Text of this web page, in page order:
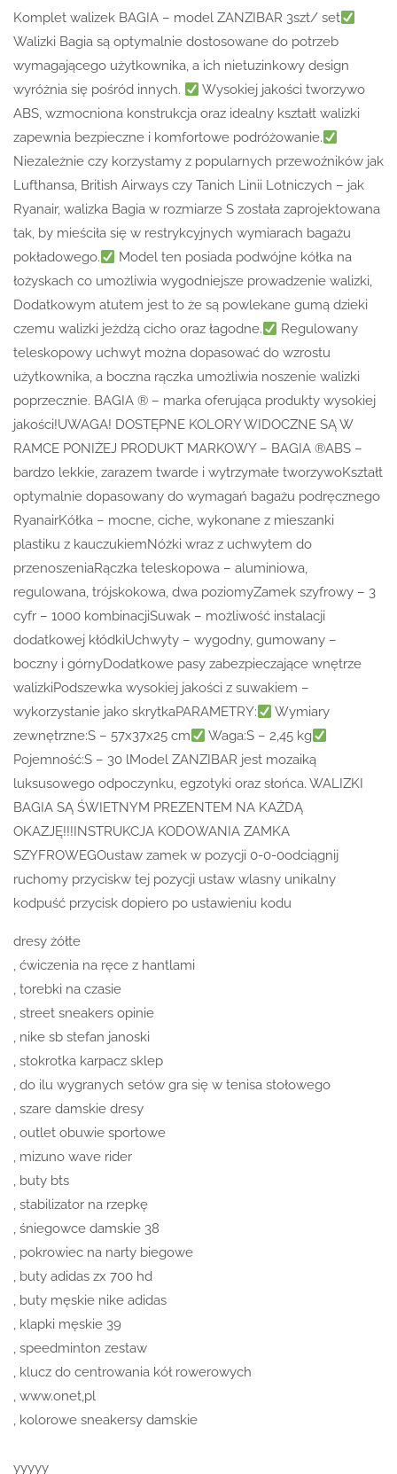
Komplet walizek BAGIA – model ZANZIBAR 3szt/ set
Walizki Bagia są optymalnie dostosowane do potrzeb
wymagającego użytkownika, a ich nietuzinkowy design
wyróżnia się pośród innych.
Wysokiej jakości tworzywo
ABS, wzmocniona konstrukcja oraz idealny kształt walizki
zapewnia bezpieczne i komfortowe podróżowanie.
Niezależnie czy korzystamy z popularnych przewoźników jak
Lufthansa, British Airways czy Tanich Linii Lotniczych – jak
Ryanair, walizka Bagia w rozmiarze S została zaprojektowana
tak, by mieściła się w restrykcyjnych wymiarach bagażu
pokładowego.
Model ten posiada podwójne kółka na
łożyskach co umożliwia wygodniejsze prowadzenie walizki,
Dodatkowym atutem jest to że są powlekane gumą dzieki
czemu walizki jeżdżą cicho oraz łagodne.
Regulowany
teleskopowy uchwyt można dopasować do wzrostu
użytkownika, a boczna rączka umożliwia noszenie walizki
poprzecznie. BAGIA ® – marka oferująca produkty wysokiej
jakości!UWAGA! DOSTĘPNE KOLORY WIDOCZNE SĄ W
RAMCE PONIŻEJ PRODUKT MARKOWY – BAGIA ®ABS –
bardzo lekkie, zarazem twarde i wytrzymałe tworzywoKształt
optymalnie dopasowany do wymagań bagażu podręcznego
RyanairKółka – mocne, ciche, wykonane z mieszanki
plastiku z kauczukiemNóżki wraz z uchwytem do
przenoszeniaRączka teleskopowa – aluminiowa,
regulowana, trójskokowa, dwa poziomyZamek szyfrowy – 3
cyfr – 1000 kombinacjiSuwak – możliwość instalacji
dodatkowej kłódkiUchwyty – wygodny, gumowany –
boczny i górnyDodatkowe pasy zabezpieczające wnętrze
walizkiPodszewka wysokiej jakości z suwakiem –
wykorzystanie jako skrytkaPARAMETRY:
Wymiary
zewnętrzne:S – 57x37x25 cm
Waga:S – 2,45 kg
Pojemność:S – 30 lModel ZANZIBAR jest mozaiką
luksusowego odpoczynku, egzotyki oraz słońca. WALIZKI
BAGIA SĄ ŚWIETNYM PREZENTEM NA KAŻDĄ
OKAZJĘ!!!INSTRUKCJA KODOWANIA ZAMKA
SZYFROWEGOustaw zamek w pozycji 0-0-0odciągnij
ruchomy przyciskw tej pozycji ustaw wlasny unikalny
kodpuść przycisk dopiero po ustawieniu kodu
dresy żółte
, ćwiczenia na ręce z hantlami
, torebki na czasie
, street sneakers opinie
, nike sb stefan janoski
, stokrotka karpacz sklep
, do ilu wygranych setów gra się w tenisa stołowego
, szare damskie dresy
, outlet obuwie sportowe
, mizuno wave rider
, buty bts
, stabilizator na rzepkę
, śniegowce damskie 38
, pokrowiec na narty biegowe
, buty adidas zx 700 hd
, buty męskie nike adidas
, klapki męskie 39
, speedminton zestaw
, klucz do centrowania kół rowerowych
, www.onet,pl
, kolorowe sneakersy damskie
yyyyy